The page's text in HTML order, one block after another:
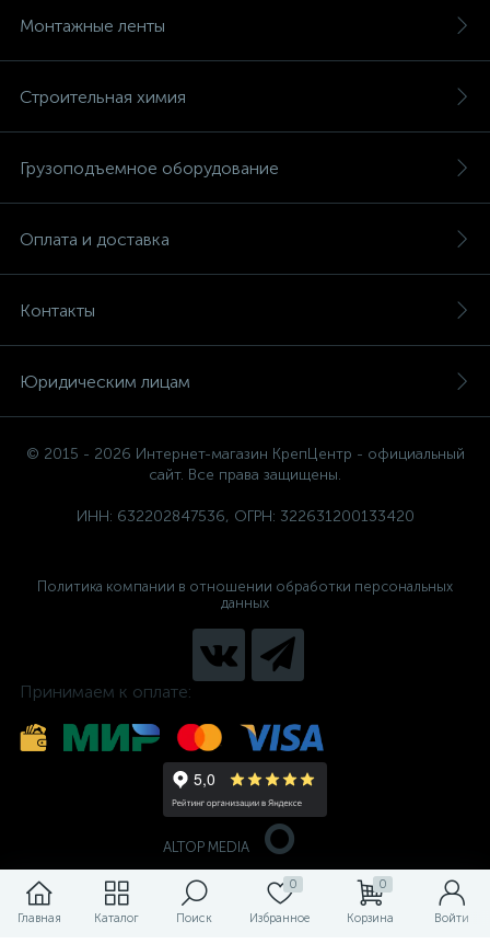
Главная Каталог Поиск
0
Избранное
0
Корзина Войти
Монтажные ленты
Строительная химия
Грузоподъемное оборудование
Оплата и доставка
Контакты
Юридическим лицам
© 2015 - 2026 Интернет-магазин КрепЦентр - официальный
сайт. Все права защищены.
ИНН: 632202847536, ОГРН: 322631200133420
Политика компании в отношении обработки персональных
данных
Принимаем к оплате:
ALTOP MEDIA